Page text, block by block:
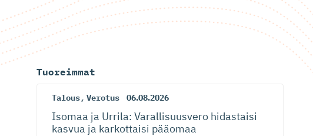
Tuoreimmat
Talous, Verotus 06.08.2026
Isomaa ja Urrila: Varallisuusvero hidastaisi
kasvua ja karkottaisi pääomaa